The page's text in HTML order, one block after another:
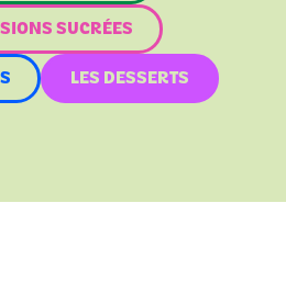
SUCRÉES
LES DESSERTS